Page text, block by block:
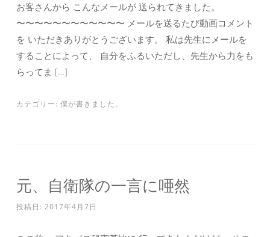
お客さんから こんなメールが 送られてきました。
〜〜〜〜〜〜〜〜〜〜〜〜 メールを送るたび動画コメント
を いただきありがとうございます。 私は先生にメールを
することによって、 自分をふるいただし、先生から力をも
らってま […]
カテゴリー: 僕が書きました。
元、自衛隊の一言に唖然
投稿日: 2017年4月7日